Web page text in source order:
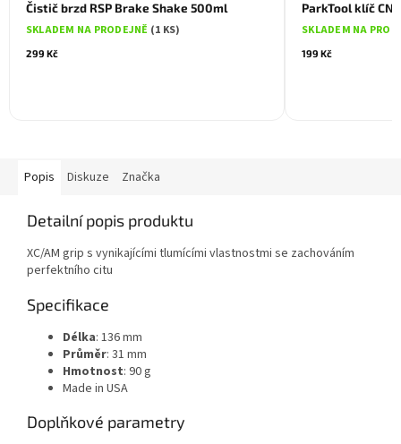
Čistič brzd RSP Brake Shake 500ml
SKLADEM NA PRODEJNĚ (1 KS)
299 Kč
ParkTool klíč
SKLADEM NA
199 Kč
Popis Diskuze Značka
Detailní popis produktu
XC/AM grip s vynikajícími tlumícími vlastnostmi se zachováním
perfektního citu
Specifikace
Délka: 136 mm
Průměr: 31 mm
Hmotnost: 90 g
Made in USA
Doplňkové parametry